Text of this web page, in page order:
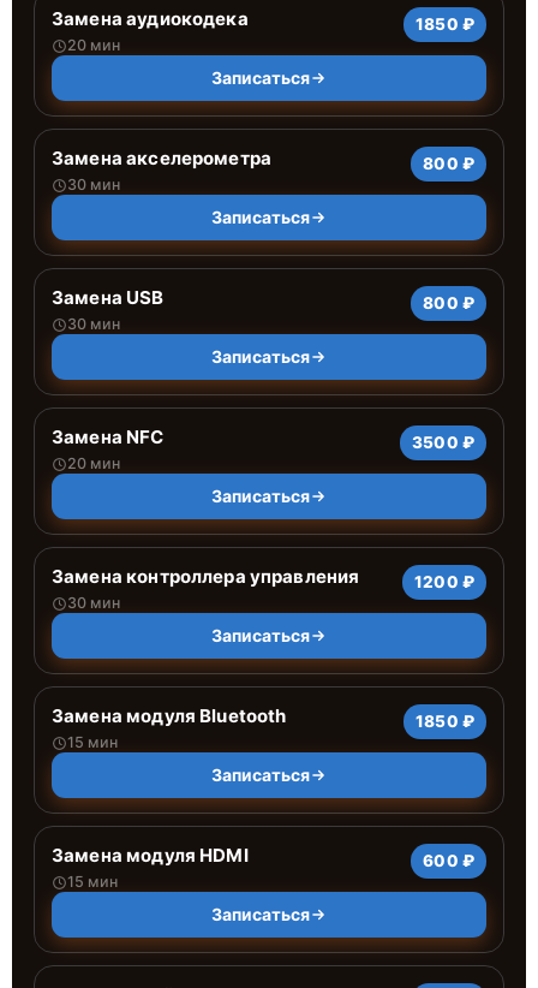
Замена аудиокодека
20 мин
1850 ₽
Записаться
Замена акселерометра
30 мин
800 ₽
Записаться
Замена USB
30 мин
800 ₽
Записаться
Замена NFC
20 мин
3500 ₽
Записаться
Замена контроллера управления
30 мин
1200 ₽
Записаться
Замена модуля Bluetooth
15 мин
1850 ₽
Записаться
Замена модуля HDMI
15 мин
600 ₽
Записаться